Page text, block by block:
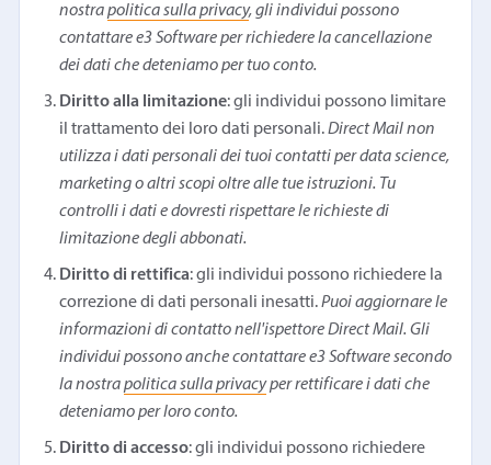
nostrapolitica sulla privacy, gli individui possono
contattare e3 Software per richiedere la cancellazione
dei dati che deteniamo per tuo conto.
Diritto alla limitazione: gli individui possono limitare
il trattamento dei loro dati personali.Direct Mail non
utilizza i dati personali dei tuoi contatti per data science,
marketing o altri scopi oltre alle tue istruzioni. Tu
controlli i dati e dovresti rispettare le richieste di
limitazione degli abbonati.
Diritto di rettifica: gli individui possono richiedere la
correzione di dati personali inesatti.Puoi aggiornare le
informazioni di contatto nell'ispettore Direct Mail. Gli
individui possono anche contattare e3 Software secondo
la nostrapolitica sulla privacyper rettificare i dati che
deteniamo per loro conto.
Diritto di accesso: gli individui possono richiedere